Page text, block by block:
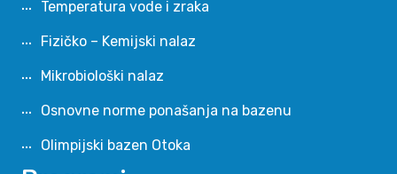
Temperatura vode i zraka
Fizičko – Kemijski nalaz
Mikrobiološki nalaz
Osnovne norme ponašanja na bazenu
Olimpijski bazen Otoka